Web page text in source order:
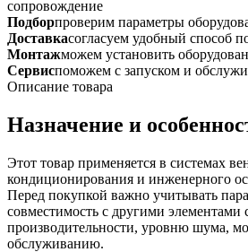
сопровождение
Подборпроверим параметры
Доставкасогласуем удобный способ
Монтажможем установить
Сервиспоможем с запуском и
Описание товара
Назначение и
Этот товар применяется в системах
кондиционирования и инженерного
Перед покупкой важно учитывать
совместимость с другими элементами
производительности, уровню шума,
обслуживанию.